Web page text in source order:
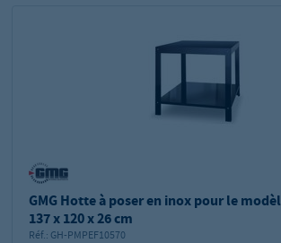
GMG Hotte à poser en inox pour le
137 x 120 x 26 cm
Réf.: GH-PMPEF10570